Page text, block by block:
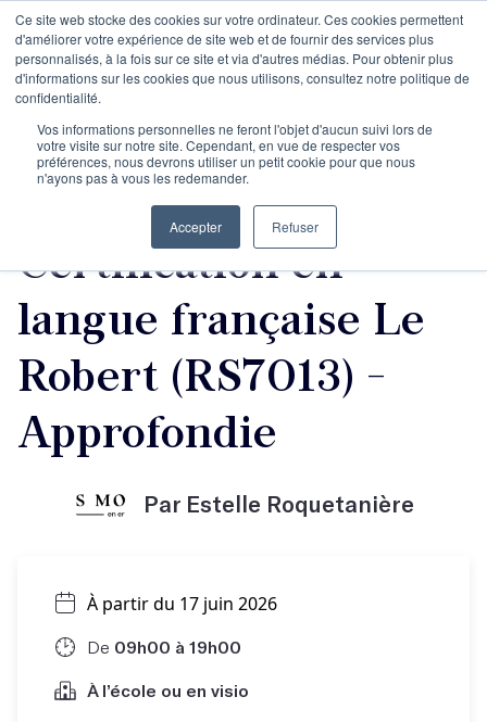
Ce site web stocke des cookies sur votre ordinateur. Ces cookies permettent
d'améliorer votre expérience de site web et de fournir des services plus
personnalisés, à la fois sur ce site et via d'autres médias. Pour obtenir plus
d'informations sur les cookies que nous utilisons, consultez notre politique de
confidentialité.
Vos informations personnelles ne feront l'objet d'aucun suivi lors de
votre visite sur notre site. Cependant, en vue de respecter vos
préférences, nous devrons utiliser un petit cookie pour que nous
n'ayons pas à vous les redemander.
Accepter Refuser
Maitriser la langue et
ses écrits
Certification en
langue française Le
Robert (RS7013) -
Approfondie
Par Estelle Roquetanière
À partir du 17 juin 2026
De 09h00 à 19h00
À l’école ou en visio